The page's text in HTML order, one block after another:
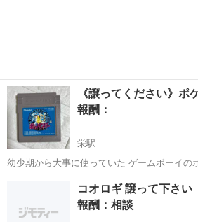
《譲ってください》ポ
報酬：
栄駅
幼少期から大事に使っていた ゲームボーイの
しても使えなくなってしまいました お持ちで使用していない方が もし買いたい/くだ
コオロギ 譲って下さい
報酬：相談